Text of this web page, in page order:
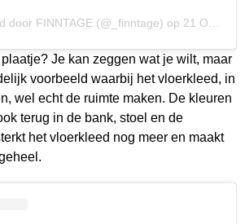
door FINNTAGE (@_finntage) op 21 Okt 2018 om 9:28 (PDT)
Je kan zeggen wat je wilt, maar
voorbeeld waarbij het vloerkleed, in
wel echt de ruimte maken. De kleuren
terug in de bank, stoel en de
het vloerkleed nog meer en maakt